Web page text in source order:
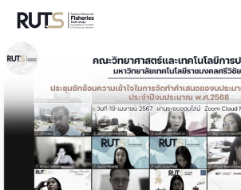
Skip
content
Search
for: